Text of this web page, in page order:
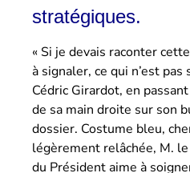
stratégiques.
« Si je devais raconter
à signaler, ce qui n’est pas
Cédric Girardot, en
de sa main droite sur son
dossier. Costume bleu,
légèrement relâchée, M.
du Président aime à